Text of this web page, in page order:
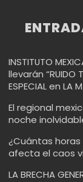
INSTITUTO
llevarán “RUIDO
ESPECIAL en LA
El regional
noche
¿Cuántas
afecta el caos
LA BRECHA